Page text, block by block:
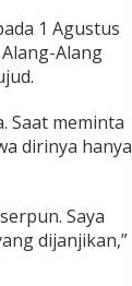
1 Agustus
Alang
Saat meminta
dirinya hanya
Saya
dijanjikan,”